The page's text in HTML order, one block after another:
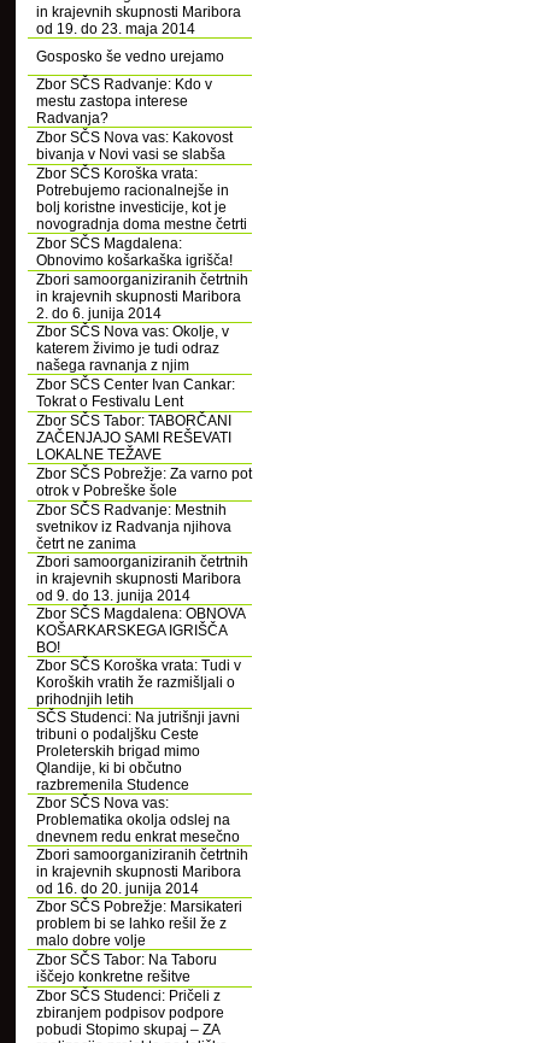
in krajevnih skupnosti Maribora
od 19. do 23. maja 2014
Gosposko še vedno urejamo
Zbor SČS Radvanje: Kdo v
mestu zastopa interese
Radvanja?
Zbor SČS Nova vas: Kakovost
bivanja v Novi vasi se slabša
Zbor SČS Koroška vrata:
Potrebujemo racionalnejše in
bolj koristne investicije, kot je
novogradnja doma mestne četrti
Zbor SČS Magdalena:
Obnovimo košarkaška igrišča!
Zbori samoorganiziranih četrtnih
in krajevnih skupnosti Maribora
2. do 6. junija 2014
Zbor SČS Nova vas: Okolje, v
katerem živimo je tudi odraz
našega ravnanja z njim
Zbor SČS Center Ivan Cankar:
Tokrat o Festivalu Lent
Zbor SČS Tabor: TABORČANI
ZAČENJAJO SAMI REŠEVATI
LOKALNE TEŽAVE
Zbor SČS Pobrežje: Za varno pot
otrok v Pobreške šole
Zbor SČS Radvanje: Mestnih
svetnikov iz Radvanja njihova
četrt ne zanima
Zbori samoorganiziranih četrtnih
in krajevnih skupnosti Maribora
od 9. do 13. junija 2014
Zbor SČS Magdalena: OBNOVA
KOŠARKARSKEGA IGRIŠČA
BO!
Zbor SČS Koroška vrata: Tudi v
Koroških vratih že razmišljali o
prihodnjih letih
SČS Studenci: Na jutrišnji javni
tribuni o podaljšku Ceste
Proleterskih brigad mimo
Qlandije, ki bi občutno
razbremenila Studence
Zbor SČS Nova vas:
Problematika okolja odslej na
dnevnem redu enkrat mesečno
Zbori samoorganiziranih četrtnih
in krajevnih skupnosti Maribora
od 16. do 20. junija 2014
Zbor SČS Pobrežje: Marsikateri
problem bi se lahko rešil že z
malo dobre volje
Zbor SČS Tabor: Na Taboru
iščejo konkretne rešitve
Zbor SČS Studenci: Pričeli z
zbiranjem podpisov podpore
pobudi Stopimo skupaj – ZA